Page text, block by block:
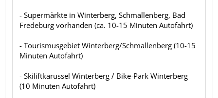
- Supermärkte in Winterberg, Schmallenberg, Bad
Fredeburg vorhanden (ca. 10-15 Minuten Autofahrt)
- Tourismusgebiet Winterberg/Schmallenberg (10-15
Minuten Autofahrt)
- Skiliftkarussel Winterberg / Bike-Park Winterberg
(10 Minuten Autofahrt)